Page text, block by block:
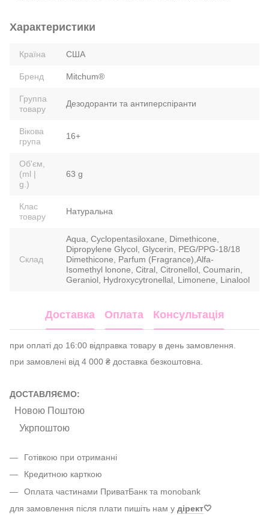
Характеристики
Країна США
Бренд Mitchum®
Группа
товару
Дезодоранти та антиперспіранти
Вікова
група
16+
Об'єм,
(ml |
g.)
63 g
Клас
товару
Натуральна
Склад
Aqua, Cyclopentasiloxane, Dimethicone,
Dipropylene Glycol, Glycerin, PEG/PPG-18/18
Dimethicone, Parfum (Fragrance),Alfa-
Isomethyl lonone, Citral, Citronellol, Coumarin,
Geraniol, Hydroxycytronellal, Limonene, Linalool
Доставка Оплата Консультація
при оплаті до 16:00 відправка товару в день замовлення.
при замовлені від 4 000 ₴ доставка безкоштовна.
ДОСТАВЛЯЄМО:
Новою Поштою
Укрпоштою
Готівкою при отриманні
Кредитною карткою
Оплата частинами ПриватБанк та monobank
для замовлення після плати пишіть нам у дірект🤍